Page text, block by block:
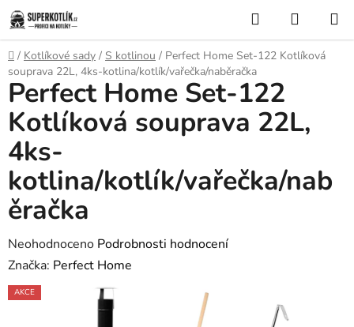
Přejít
na
obsah
Hledat
KOŠÍK
Domů
/ Kotlíkové sady / S kotlinou / Perfect Home Set-122 Kotlíková
souprava 22L, 4ks-kotlina/kotlík/vařečka/naběračka
Perfect Home Set-122
Kotlíková souprava 22L,
4ks-
kotlina/kotlík/vařečka/nab
ěračka
Průměrné
hodnocení
produktu
Neohodnoceno Podrobnosti hodnocení
Značka: Perfect Home
AKCE